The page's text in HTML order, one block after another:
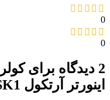
0
0
2 دیدگاه برای
اینورتر آرتکول NA128SK1